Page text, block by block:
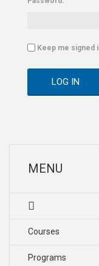
Keep me signed
LOG IN
MENU
Courses
Programs